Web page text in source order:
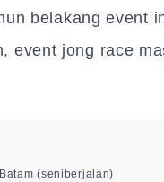
belakang event
event jong race
(seniberjalan)